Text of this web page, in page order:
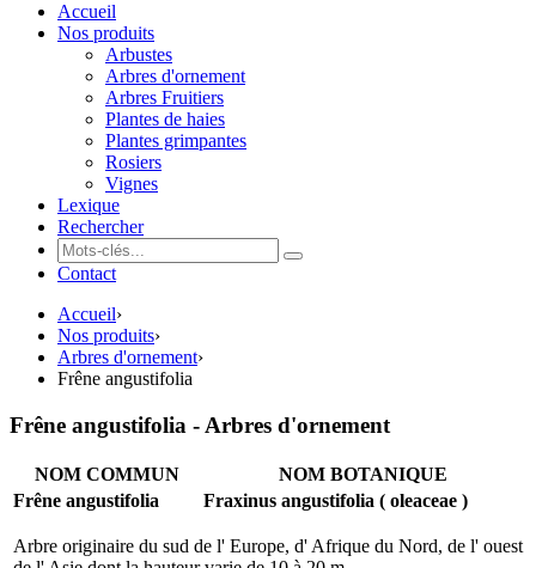
Accueil
Nos produits
Arbustes
Arbres d'ornement
Arbres Fruitiers
Plantes de haies
Plantes grimpantes
Rosiers
Vignes
Lexique
Rechercher
Contact
Accueil›
Nos produits›
Arbres d'ornement›
Frêne angustifolia
Frêne angustifolia - Arbres d'ornement
NOM COMMUN
NOM BOTANIQUE
Frêne angustifolia
Fraxinus angustifolia ( oleaceae )
Arbre originaire du sud de l' Europe, d' Afrique du Nord, de l' ouest